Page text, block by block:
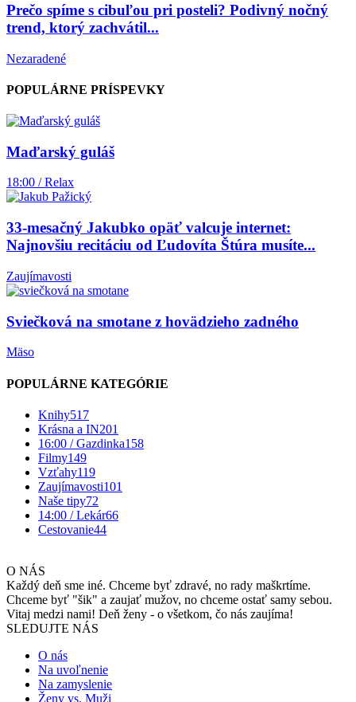
Prečo spíme s cibuľou pri posteli? Podivný nočný
trend, ktorý zachvátil...
Nezaradené
POPULÁRNE PRÍSPEVKY
Maďarský guláš
18:00 / Relax
33-mesačný Jakubko opäť valcuje internet:
Najnovšiu recitáciu od Ľudovíta Štúra musíte...
Zaujímavosti
Sviečková na smotane z hovädzieho zadného
Mäso
POPULÁRNE KATEGÓRIE
Knihy517
Krásna a IN201
16:00 / Gazdinka158
Filmy149
Vzťahy119
Zaujímavosti101
Naše tipy72
14:00 / Lekár66
Cestovanie44
O NÁS
Každý deň sme iné. Chceme byť zdravé, no rady maškrtíme.
Chceme byť "šik" a zaujať mužov, no chceme ostať samy sebou.
Vitaj medzi nami! Deň ženy - o všetkom, čo nás zaujíma!
SLEDUJTE NÁS
O nás
Na uvoľnenie
Na zamyslenie
Ženy vs. Muži